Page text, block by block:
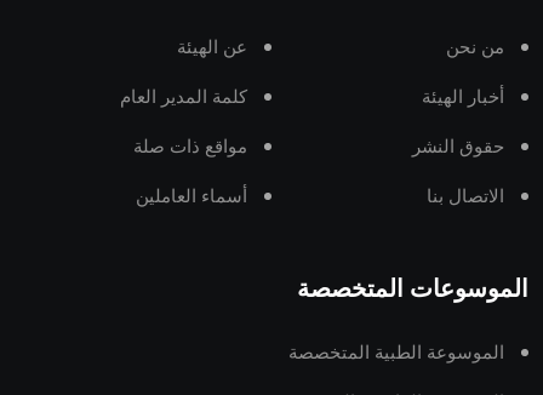
من نحن عن الهيئة
أخبار الهيئة كلمة المدير العام
حقوق النشر مواقع ذات صلة
الاتصال بنا أسماء العاملين
الموسوعات المتخصصة
الموسوعة الطبية المتخصصة